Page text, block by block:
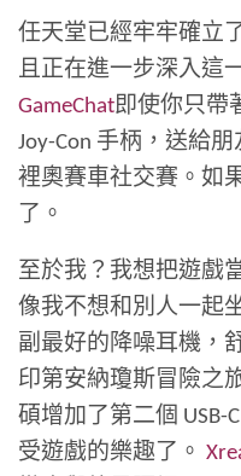
任天堂已經牢牢確立
且正在進一步深入這
GameChat即使你只帶
Joy-Con 手柄，送給
裡奧賽車社交賽。如
了。
至於我？我想把遊戲
像我不想和別人一起
副最好的降噪耳機，
印第安納瓊斯冒險之
碩增加了第二個 USB-
受遊戲的樂趣了。